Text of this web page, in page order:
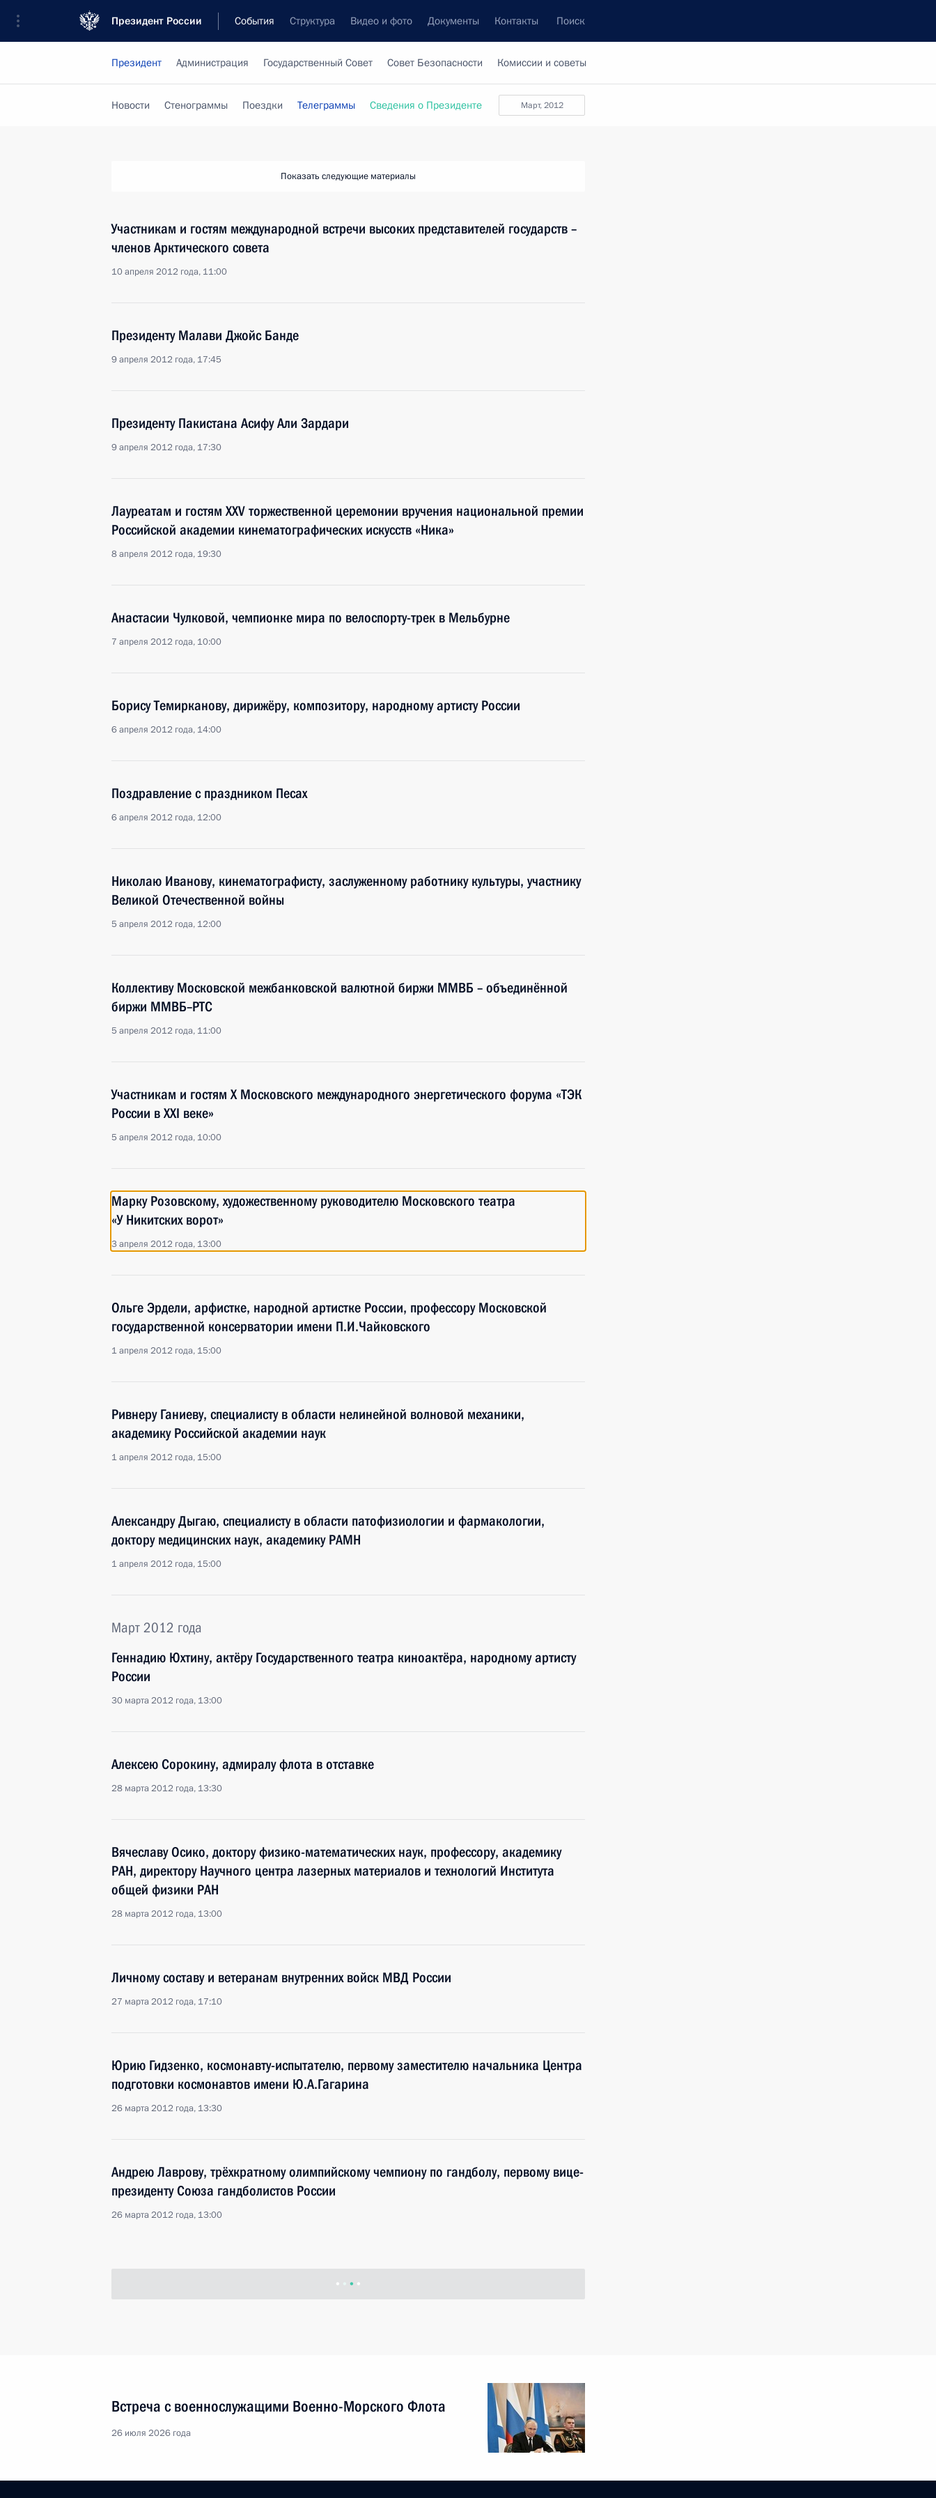
Президент России События Структура Видео и фото Документы Контакты Поиск
Президент Администрация Государственный Совет Совет Безопасности Комиссии и советы
март, 2012
Новости Стенограммы Поездки Телеграммы Сведения о Президенте
Показать следующие материалы
Участникам и гостям международной встречи высоких представителей государств –
членов Арктического совета
10 апреля 2012 года, 11:00
Президенту Малави Джойс Банде
9 апреля 2012 года, 17:45
Президенту Пакистана Асифу Али Зардари
9 апреля 2012 года, 17:30
Лауреатам и гостям XXV торжественной церемонии вручения национальной премии
Российской академии кинематографических искусств «Ника»
8 апреля 2012 года, 19:30
Анастасии Чулковой, чемпионке мира по велоспорту-трек в Мельбурне
7 апреля 2012 года, 10:00
Борису Темирканову, дирижёру, композитору, народному артисту России
6 апреля 2012 года, 14:00
Поздравление с праздником Песах
6 апреля 2012 года, 12:00
Николаю Иванову, кинематографисту, заслуженному работнику культуры, участнику
Великой Отечественной войны
5 апреля 2012 года, 12:00
Коллективу Московской межбанковской валютной биржи ММВБ – объединённой
биржи ММВБ–РТС
5 апреля 2012 года, 11:00
Участникам и гостям X Московского международного энергетического форума «ТЭК
России в XXI веке»
5 апреля 2012 года, 10:00
Марку Розовскому, художественному руководителю Московского театра
«У Никитских ворот»
3 апреля 2012 года, 13:00
Ольге Эрдели, арфистке, народной артистке России, профессору Московской
государственной консерватории имени П.И.Чайковского
1 апреля 2012 года, 15:00
Ривнеру Ганиеву, специалисту в области нелинейной волновой механики,
академику Российской академии наук
1 апреля 2012 года, 15:00
Александру Дыгаю, специалисту в области патофизиологии и фармакологии,
доктору медицинских наук, академику РАМН
1 апреля 2012 года, 15:00
Март 2012 года
Геннадию Юхтину, актёру Государственного театра киноактёра, народному артисту
России
30 марта 2012 года, 13:00
Алексею Сорокину, адмиралу флота в отставке
28 марта 2012 года, 13:30
Вячеславу Осико, доктору физико-математических наук, профессору, академику
РАН, директору Научного центра лазерных материалов и технологий Института
общей физики РАН
28 марта 2012 года, 13:00
Личному составу и ветеранам внутренних войск МВД России
27 марта 2012 года, 17:10
Юрию Гидзенко, космонавту-испытателю, первому заместителю начальника Центра
подготовки космонавтов имени Ю.А.Гагарина
26 марта 2012 года, 13:30
Андрею Лаврову, трёхкратному олимпийскому чемпиону по гандболу, первому вице-
президенту Союза гандболистов России
26 марта 2012 года, 13:00
Елене Козельковой, актрисе Московского театра «Современник», заслуженной
Станиславу Набойченко, президенту Уральского федерального университета имени
первого Президента России Б.Н.Ельцина
25 марта 2012 года, 10:20